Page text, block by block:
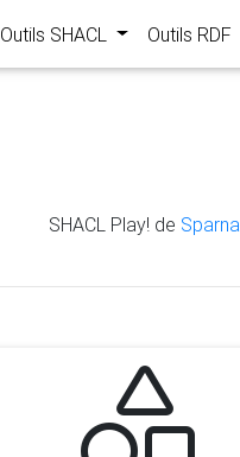
Outils SHACL Outils RDF
SHACL Play! de Sparna